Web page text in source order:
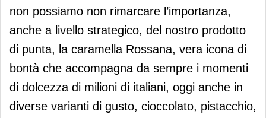
non possiamo non rimarcare l’importanza,
anche a livello strategico, del nostro prodotto
di punta, la caramella Rossana, vera icona di
bontà che accompagna da sempre i momenti
di dolcezza di milioni di italiani, oggi anche in
diverse varianti di gusto, cioccolato, pistacchio,